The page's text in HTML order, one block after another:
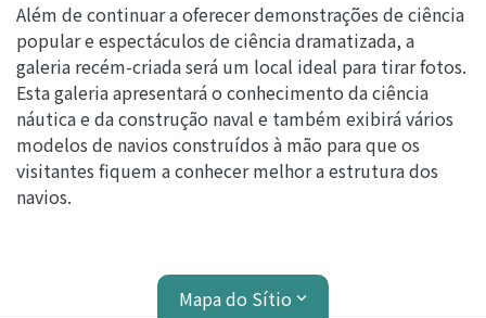
Além de continuar a oferecer demonstrações de ciência
popular e espectáculos de ciência dramatizada, a
galeria recém-criada será um local ideal para tirar fotos.
Esta galeria apresentará o conhecimento da ciência
náutica e da construção naval e também exibirá vários
modelos de navios construídos à mão para que os
visitantes fiquem a conhecer melhor a estrutura dos
navios.
Mapa do Sítio